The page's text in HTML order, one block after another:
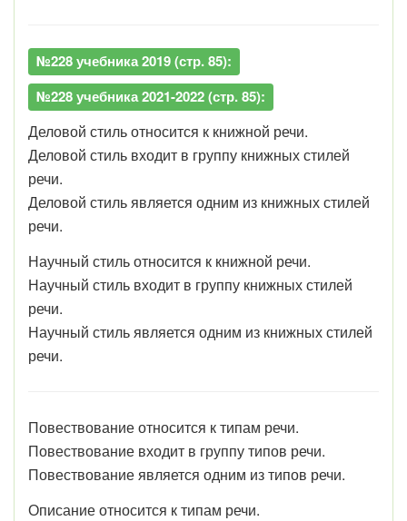
№228 учебника 2019 (стр. 85):
№228 учебника 2021-2022 (стр. 85):
Деловой стиль относится к книжной речи.
Деловой стиль входит в группу книжных стилей
речи.
Деловой стиль является одним из книжных стилей
речи.
Научный стиль относится к книжной речи.
Научный стиль входит в группу книжных стилей
речи.
Научный стиль является одним из книжных стилей
речи.
Повествование относится к типам речи.
Повествование входит в группу типов речи.
Повествование является одним из типов речи.
Описание относится к типам речи.